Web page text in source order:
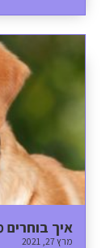
איך בוחרים
מרץ 27, 2021